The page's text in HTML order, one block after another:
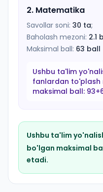
2. Matematika
Savollar soni: 30 ta;
Baholash mezoni: 2.1
Maksimal ball: 63 ball
Ushbu ta'lim
fanlardan to'plash
maksimal ball:
Ushbu ta'lim
bo'lgan maksimal
etadi.